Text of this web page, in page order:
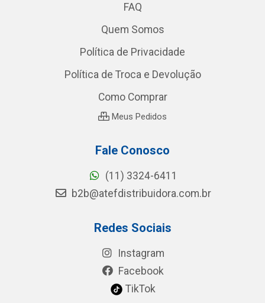
FAQ
Quem Somos
Política de Privacidade
Política de Troca e Devolução
Como Comprar
Meus Pedidos
Fale Conosco
(11) 3324-6411
b2b@atefdistribuidora.com.br
Redes Sociais
Instagram
Facebook
TikTok